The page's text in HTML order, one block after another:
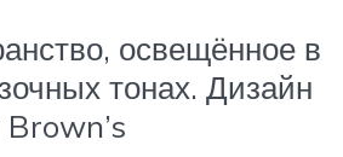
освещённое в
тонах. Дизайн